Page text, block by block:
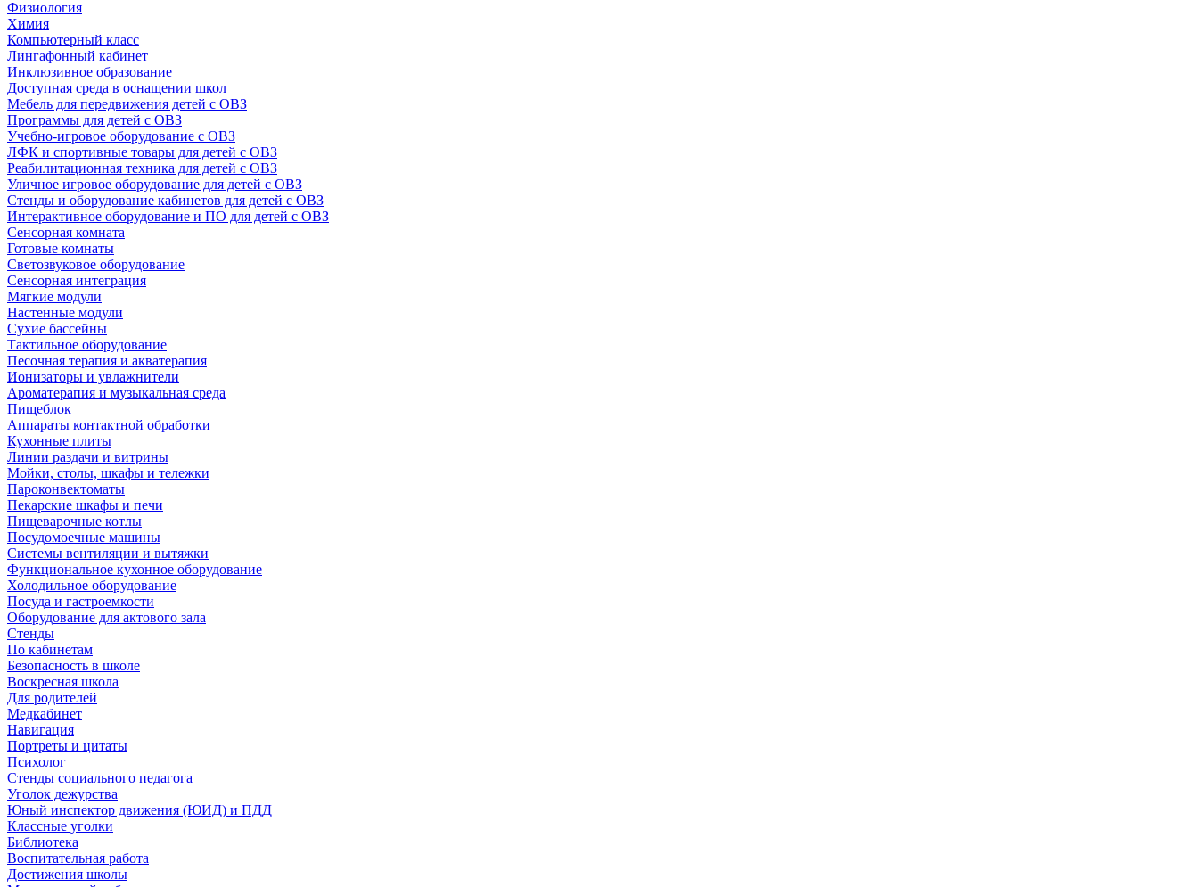
Физиология
Химия
Компьютерный класс
Лингафонный кабинет
Инклюзивное образование
Доступная среда в оснащении школ
Мебель для передвижения детей с ОВЗ
Программы для детей с ОВЗ
Учебно-игровое оборудование с ОВЗ
ЛФК и спортивные товары для детей с ОВЗ
Реабилитационная техника для детей с ОВЗ
Уличное игровое оборудование для детей с ОВЗ
Стенды и оборудование кабинетов для детей с ОВЗ
Интерактивное оборудование и ПО для детей с ОВЗ
Сенсорная комната
Готовые комнаты
Светозвуковое оборудование
Сенсорная интеграция
Мягкие модули
Настенные модули
Сухие бассейны
Тактильное оборудование
Песочная терапия и акватерапия
Ионизаторы и увлажнители
Ароматерапия и музыкальная среда
Пищеблок
Аппараты контактной обработки
Кухонные плиты
Линии раздачи и витрины
Мойки, столы, шкафы и тележки
Пароконвектоматы
Пекарские шкафы и печи
Пищеварочные котлы
Посудомоечные машины
Системы вентиляции и вытяжки
Функциональное кухонное оборудование
Холодильное оборудование
Посуда и гастроемкости
Оборудование для актового зала
Стенды
По кабинетам
Безопасность в школе
Воскресная школа
Для родителей
Медкабинет
Навигация
Портреты и цитаты
Психолог
Стенды социального педагога
Уголок дежурства
Юный инспектор движения (ЮИД) и ПДД
Классные уголки
Библиотека
Воспитательная работа
Достижения школы